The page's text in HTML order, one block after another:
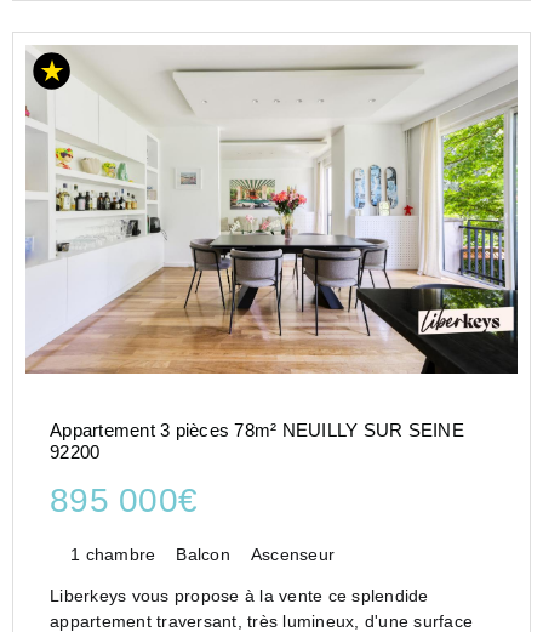
Appartement 3 pièces 78m² NEUILLY SUR SEINE
92200
895 000€
1 chambre Balcon Ascenseur
Liberkeys vous propose à la vente ce splendide
appartement traversant, très lumineux, d'une surface